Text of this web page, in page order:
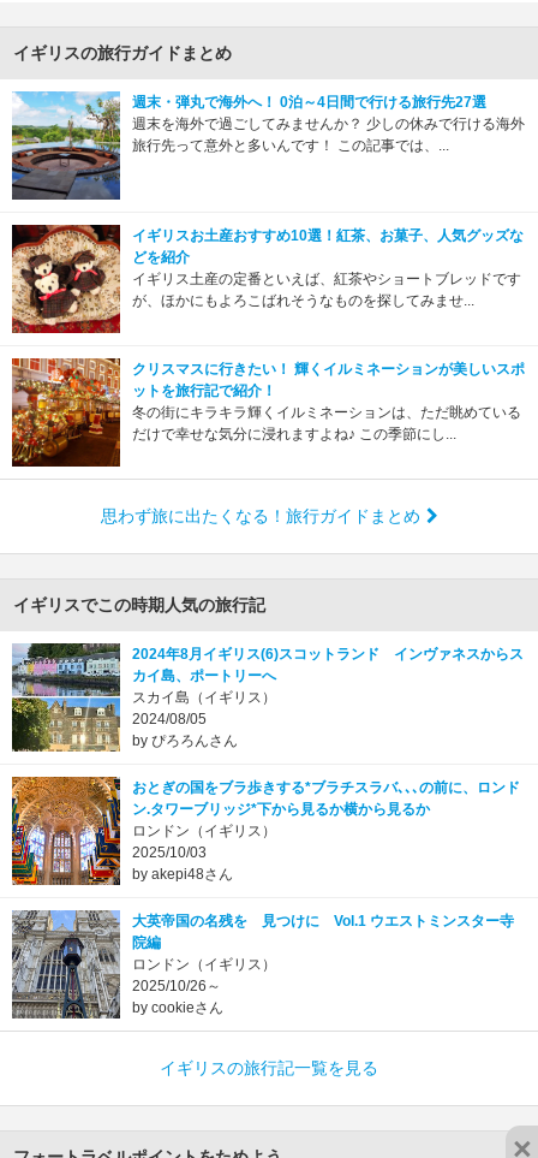
イギリスの旅行ガイドまとめ
週末・弾丸で海外へ！ 0泊～4日間で行ける旅行先27選
週末を海外で過ごしてみませんか？ 少しの休みで行ける海外
旅行先って意外と多いんです！ この記事では、...
イギリスお土産おすすめ10選！紅茶、お菓子、人気グッズな
どを紹介
イギリス土産の定番といえば、紅茶やショートブレッドです
が、ほかにもよろこばれそうなものを探してみませ...
クリスマスに行きたい！ 輝くイルミネーションが美しいスポ
ットを旅行記で紹介！
冬の街にキラキラ輝くイルミネーションは、ただ眺めている
だけで幸せな気分に浸れますよね♪ この季節にし...
思わず旅に出たくなる！旅行ガイドまとめ
イギリスでこの時期人気の旅行記
2024年8月イギリス(6)スコットランド インヴァネスからス
カイ島、ポートリーへ
スカイ島（イギリス）
2024/08/05
by ぴろろんさん
おとぎの国をブラ歩きする*ブラチスラバ､､､の前に、ロンド
ン.タワーブリッジ*下から見るか横から見るか
ロンドン（イギリス）
2025/10/03
by akepi48さん
大英帝国の名残を 見つけに Vol.1 ウエストミンスター寺
院編
ロンドン（イギリス）
2025/10/26～
by cookieさん
イギリスの旅行記一覧を見る
×